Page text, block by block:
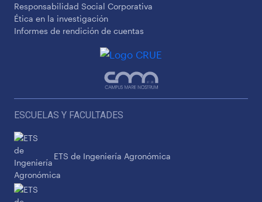
Responsabilidad Social Corporativa
Ética en la investigación
Informes de rendición de cuentas
ESCUELAS Y FACULTADES
ETS de Ingeniería Agronómica